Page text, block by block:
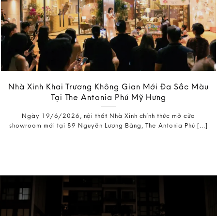
Nhà Xinh Khai Trương Không Gian Mới Đa Sắc Màu
Tại The Antonia Phú Mỹ Hưng
Ngày 19/6/2026, nội thất Nhà Xinh chính thức mở cửa
showroom mới tại 89 Nguyễn Lương Bằng, The Antonia Phú [...]